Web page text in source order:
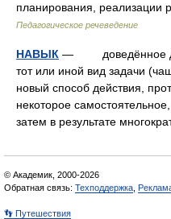
планирования, реализации
Педагогическое речеведение
НАВЫК — доведённое до
тот или иной вид задачи
новый способ действия,
некоторое
затем в результате
© Академик, 2000-2026
Обратная связь: Техподдержка
👣 Путешествия